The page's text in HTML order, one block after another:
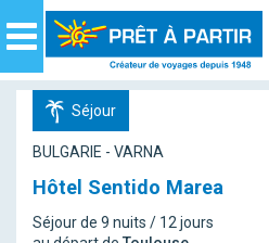
Navigation
Séjour
BULGARIE - VARNA
Hôtel Sentido Marea
Séjour de 9 nuits / 12 jours
Panneau de gestion des cookies